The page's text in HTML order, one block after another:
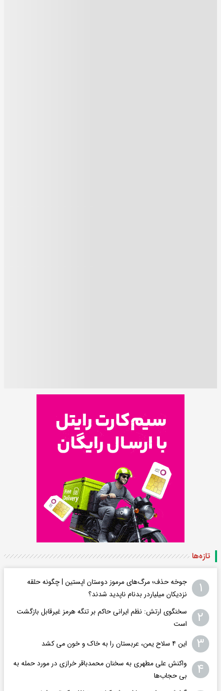
تازه‌ها
۱
جوخه حذف؛ مرگ‌های مرموز دوستان اپستین | چگونه حلقه
نزدیکان میلیاردر بدنام ناپدید شدند؟
۲
سخنگوی ارتش: نظم ایرانی حاکم بر تنگه هرمز غیرقابل بازگشت
است
۳ این ۴ سلاح یمن، عربستان را به خاک و خون می کشد
۴
واکنش علی مطهری به سخنان محمدباقر خرازی در مورد حمله به
بی حجاب‌ها